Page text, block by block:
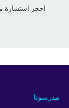
احجز استشارة
مدرسونا